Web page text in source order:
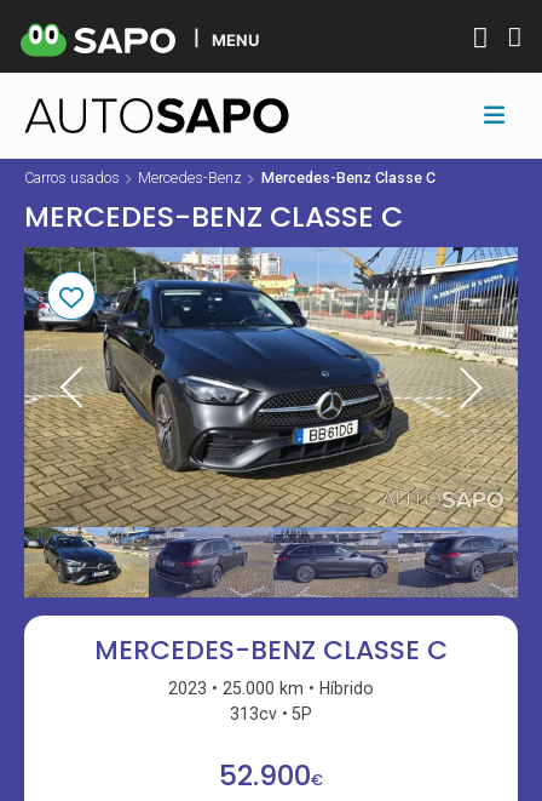
MENU
Carros usados Mercedes-Benz Mercedes-Benz Classe C
MERCEDES-BENZ CLASSE C
MERCEDES-BENZ CLASSE C
2023 25.000 km
Híbrido
313cv
5P
52.900€